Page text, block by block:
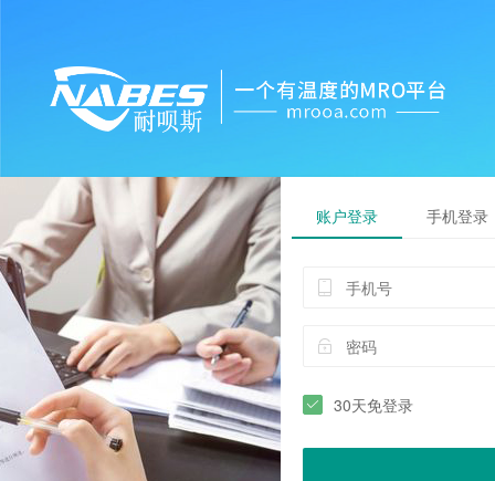
账户登录 手机登录
30天免登录